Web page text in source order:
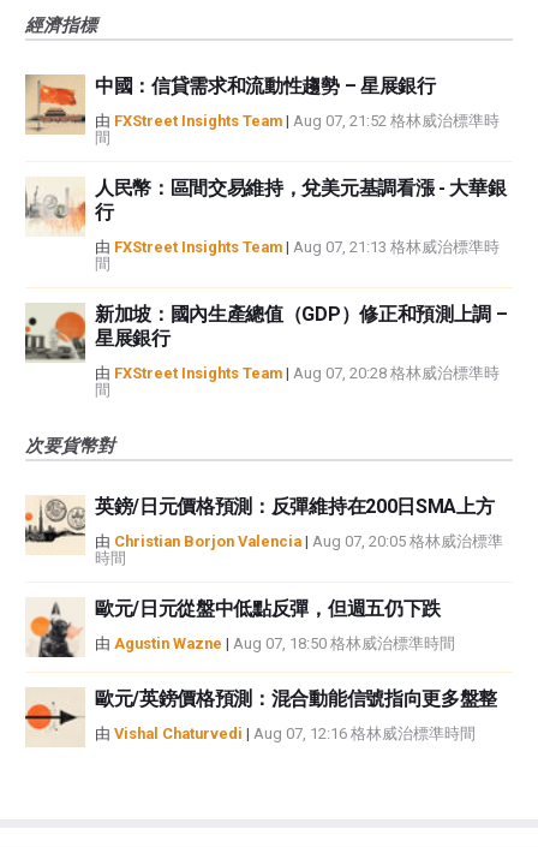
經濟指標
中國：信貸需求和流動性趨勢 – 星展銀行
由 FXStreet Insights Team | Aug 07, 21:52 格林威治標準時
間
人民幣：區間交易維持，兌美元基調看漲 - 大華銀
行
由 FXStreet Insights Team | Aug 07, 21:13 格林威治標準時
間
新加坡：國內生產總值（GDP）修正和預測上調 –
星展銀行
由 FXStreet Insights Team | Aug 07, 20:28 格林威治標準時
間
次要貨幣對
英鎊/日元價格預測：反彈維持在200日SMA上方
由 Christian Borjon Valencia | Aug 07, 20:05 格林威治標準
時間
歐元/日元從盤中低點反彈，但週五仍下跌
由 Agustin Wazne | Aug 07, 18:50 格林威治標準時間
歐元/英鎊價格預測：混合動能信號指向更多盤整
由 Vishal Chaturvedi | Aug 07, 12:16 格林威治標準時間